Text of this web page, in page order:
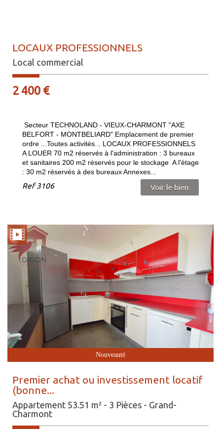
LOCAUX PROFESSIONNELS
Local commercial
2 400 €
Secteur TECHNOLAND - VIEUX-CHARMONT "AXE
BELFORT - MONTBELIARD" Emplacement de premier
ordre ...Toutes activités... LOCAUX PROFESSIONNELS
A LOUER 70 m2 réservés à l'administration : 3 bureaux
et sanitaires 200 m2 réservés pour le stockage A l'étage
: 30 m2 réservés à des bureaux Annexes...
Ref3106 Voir le bien
Nouveauté
Premier achat ou investissement locatif
(bonne...
Appartement 53.51 m² - 3 Pièces - Grand-
Charmont